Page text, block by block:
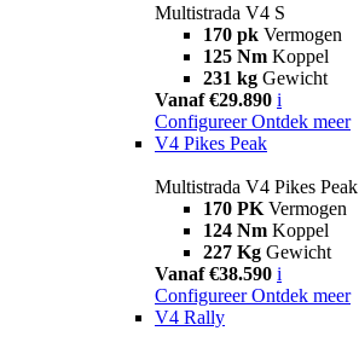
Multistrada V4 S
170 pk Vermogen
125 Nm Koppel
231 kg Gewicht
Vanaf €29.890 i
Configureer Ontdek meer
V4 Pikes Peak
Multistrada V4 Pikes Peak
170 PK Vermogen
124 Nm Koppel
227 Kg Gewicht
Vanaf €38.590 i
Configureer Ontdek meer
V4 Rally